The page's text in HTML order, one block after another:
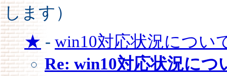
します）
★ - win10対応状況につい
Re: win10対応状況につ